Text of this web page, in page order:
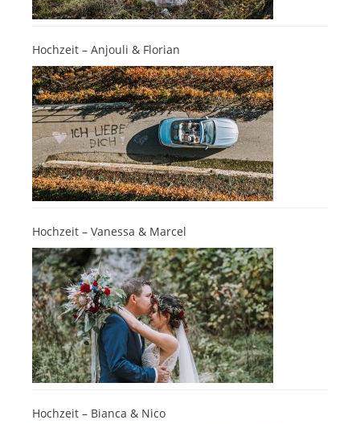
Hochzeit – Anjouli & Florian
Hochzeit – Vanessa & Marcel
Hochzeit – Bianca & Nico